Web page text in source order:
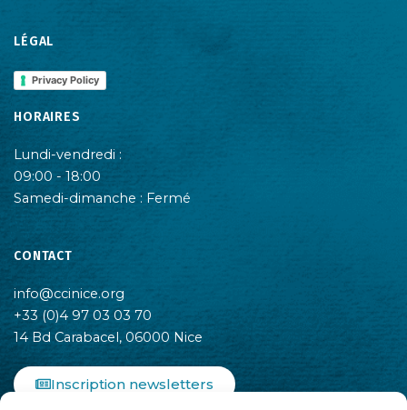
LÉGAL
Privacy Policy
HORAIRES
Lundi-vendredi :
09:00 - 18:00
Samedi-dimanche : Fermé
CONTACT
info@ccinice.org
+33 (0)4 97 03 03 70
14 Bd Carabacel, 06000 Nice
Inscription newsletters